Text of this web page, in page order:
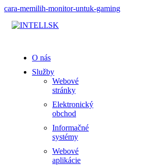
cara-memilih-monitor-untuk-gaming
O nás
Služby
Webové
stránky
Elektronický
obchod
Informačné
systémy
Webové
aplikácie